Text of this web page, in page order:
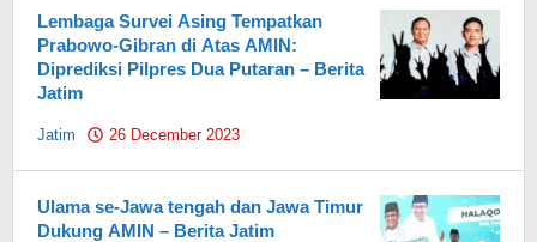
Lembaga Survei Asing Tempatkan
Prabowo-Gibran di Atas AMIN:
Diprediksi Pilpres Dua Putaran – Berita
Jatim
Jatim 26 December 2023
Ulama se-Jawa tengah dan Jawa Timur
Dukung AMIN – Berita Jatim